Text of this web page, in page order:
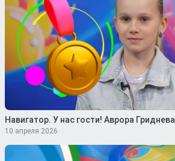
Навигатор. У нас гости! Аврора Гриднева
10 апреля 2026